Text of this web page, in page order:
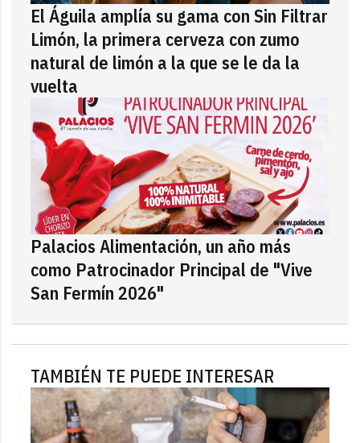
El Águila amplía su gama con Sin Filtrar
Limón, la primera cerveza con zumo
natural de limón a la que se le da la
vuelta
Palacios Alimentación, un año más
como Patrocinador Principal de "Vive
San Fermín 2026"
TAMBIÉN TE PUEDE INTERESAR